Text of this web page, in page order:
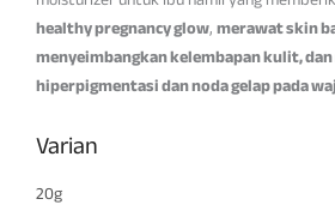
healthy pregnancy glow,merawat skin
menyeimbangkan kelembapan kulit,
hiperpigmentasi dan noda gelap pada
Varian
20g